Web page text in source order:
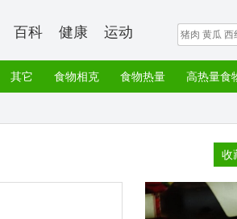
百科 健康 运动
其它 食物相克 食物热量 高热量食
收